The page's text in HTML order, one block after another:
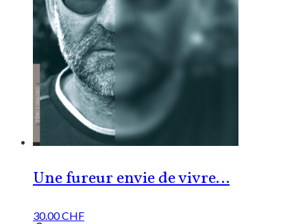
Une fureur envie de vivre…
30.00CHF